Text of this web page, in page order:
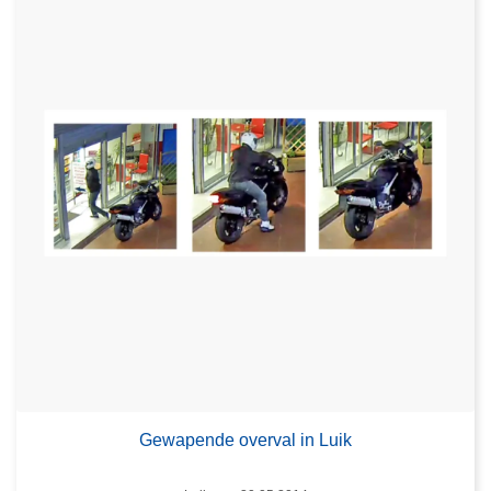
Gewapende overval in Luik